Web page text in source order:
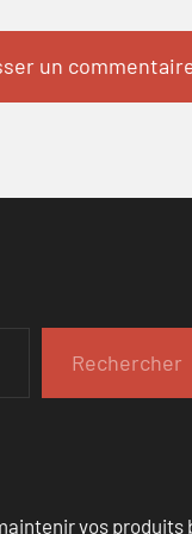
Rechercher
vos produits